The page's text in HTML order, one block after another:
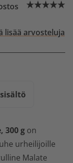
lisää arvosteluja
300 g on
urheilijoille
Malate